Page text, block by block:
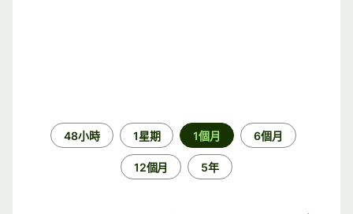
48小時 1星期 1個月 6個月
12個月 5年